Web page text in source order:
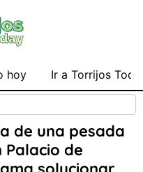
hoy Ir a Torrijos
de una pesada
Palacio de